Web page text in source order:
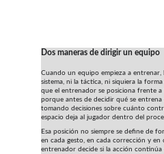
Dos maneras de dirigir un equipo
Cuando un equipo empieza a entrenar,
sistema, ni la táctica, ni siquiera la
que el entrenador se posiciona frente
porque antes de decidir qué se entrena
tomando decisiones sobre cuánto
espacio deja al jugador dentro del
Esa posición no siempre se define de
en cada gesto, en cada corrección y en
entrenador decide si la acción continúa